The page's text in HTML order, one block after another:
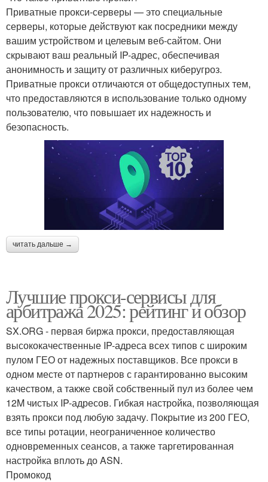
Приватные прокси-серверы — это специальные
серверы, которые действуют как посредники между
вашим устройством и целевым веб-сайтом. Они
скрывают ваш реальный IP-адрес, обеспечивая
анонимность и защиту от различных киберугроз.
Приватные прокси отличаются от общедоступных тем,
что предоставляются в использование только одному
пользователю, что повышает их надежность и
безопасность.
читать дальше →
Лучшие прокси-сервисы для
арбитража 2025: рейтинг и обзор
SX.ORG - первая биржа прокси, предоставляющая
высококачественные IP-адреса всех типов с широким
пулом ГЕО от надежных поставщиков. Все прокси в
одном месте от партнеров с гарантированно высоким
качеством, а также свой собственный пул из более чем
12M чистых IP-адресов. Гибкая настройка, позволяющая
взять прокси под любую задачу. Покрытие из 200 ГЕО,
все типы ротации, неограниченное количество
одновременных сеансов, а также таргетированная
настройка вплоть до ASN.
Промокод